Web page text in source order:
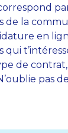
de la
en
qui
de
pas